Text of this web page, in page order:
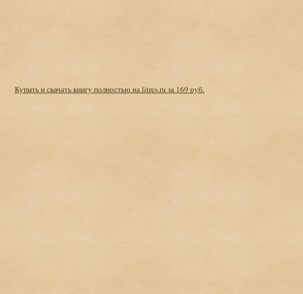
Купить и скачать книгу полностью на litres.ru за 169 руб.